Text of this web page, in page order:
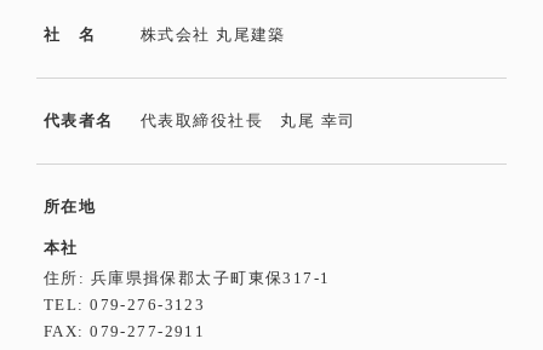
社 名 株式会社 丸尾建築
代表者名 代表取締役社長 丸尾 幸司
所在地
本社
住所: 兵庫県揖保郡太子町東保317-1
TEL:079-276-3123
FAX: 079-277-2911